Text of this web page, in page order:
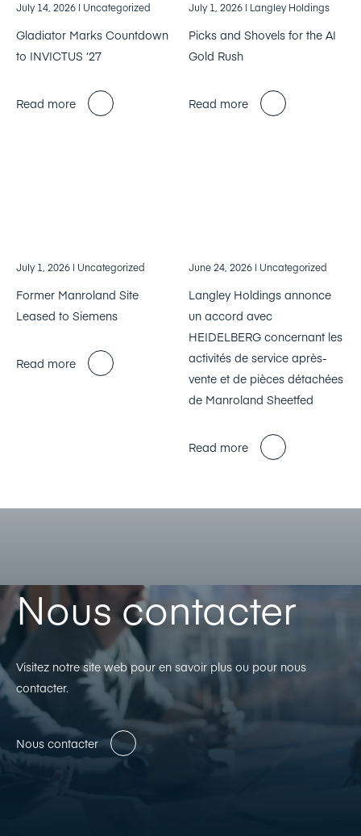
July 14, 2026 | Uncategorized
Gladiator Marks Countdown
to INVICTUS ‘27
Read more
July 1, 2026 | Langley Holdings
Picks and Shovels for the AI
Gold Rush
Read more
July 1, 2026 | Uncategorized
Former Manroland Site
Leased to Siemens
Read more
June 24, 2026 | Uncategorized
Langley Holdings annonce
un accord avec
HEIDELBERG concernant les
activités de service après-
vente et de pièces détachées
de Manroland Sheetfed
Read more
Nous contacter
Visitez notre site web pour en savoir plus ou pour nous
contacter.
Nous contacter